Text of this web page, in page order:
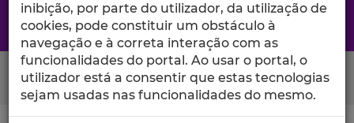
A excelência da investigação e ciência no Iscte
Search Button
inibição, por parte do utilizador, da utilização de
cookies, pode constituir um obstáculo à
navegação e à correta interação com as
funcionalidades do portal. Ao usar o portal, o
utilizador está a consentir que estas tecnologias
sejam usadas nas funcionalidades do mesmo.